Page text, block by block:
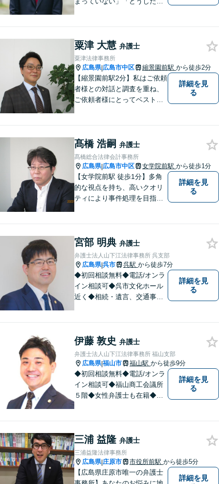
件、借金問題、消費者被害を
取り扱っております。
粟津 大慧 弁護士
粟津法律事務所
広島県|広島市中区 縮景園前駅 から徒歩2分
【縮景園前駅2分】私はご依頼
者様との対話と調査を重ね、
ご依頼者様にとってベストな
様にご満足いただけるよう、
日々研鑽を積んでおります。
ぜひお気軽にご相談くださ
い。
詳細を見
る
髙橋 浩嗣 弁護士
髙橋総合法律会計事務所
広島県|広島市中区 女学院前駅 から徒歩1分
【女学院前駅 徒歩1分】多角
的な視点を持ち、高いクオリ
ティにより事件処理を目指し
詳細を見
る
宮部 明典 弁護士
弁護士法人山下江法律事務所 呉支部
広島県|呉市 呉駅 から徒歩7分
◆初回相談無料◆電話/オンラ
イン相談可◆呉市文化ホール
近く◆相続・遺言、交通事
など。話しにくいことも安心
してご相談ください。あなた
の気持ちに寄り添い、丁寧に
お応えします。
詳細を見
る
伊藤 敦史 弁護士
弁護士法人山下江法律事務所 福山支部
広島県|福山市 福山駅 から徒歩9分
◆初回相談無料◆電話/オンラ
イン相談可◆福山商工会議所
５階◆女性弁護士も在籍◆刑
いことも安心してご相談くだ
さい。あなたの気持ちに寄り
添い、丁寧にお応えします。
詳細を見
る
三浦 益隆 弁護士
三浦益隆法律事務所
広島県|庄原市 市役所前駅 から徒歩5分
【広島県庄原市唯一の弁護士
詳細を見